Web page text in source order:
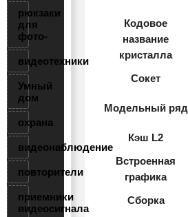
рюкзаки
для
фото-
видеотехники
Умный
дом
охрана
видеонаблюдение
повторители
приемники
видеосигнала
Кодовое
название
кристалла
Сокет
Модельный ряд
Кэш L2
Встроенная
графика
Сборка